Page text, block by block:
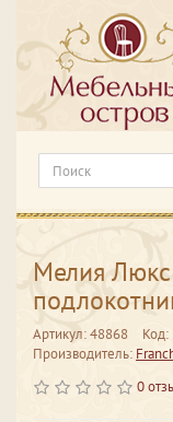
Мелия
Артикул: 48868
Код:
Производитель:
0